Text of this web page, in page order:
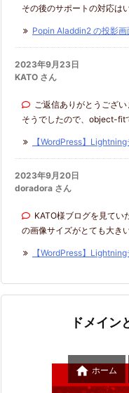
その後のサポートの対応は
Popin Aladdin2 の投影画
2023年9月23日
KATO さん
ご返信ありがとうござ
そうでしたので、object-fit
【WordPress】
2023年9月20日
doradora さん
KATO様ブログを見てい
の画像サイズがとても大き
【WordPress】
ドメイン
 ホーム